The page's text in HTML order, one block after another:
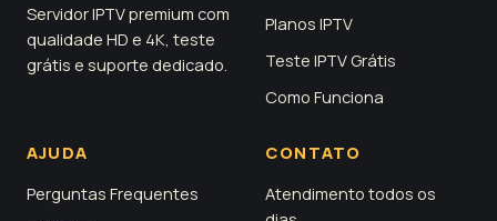
Servidor IPTV premium com
qualidade HD e 4K, teste
grátis e suporte dedicado.
Planos IPTV
Teste IPTV Grátis
Como Funciona
AJUDA
Perguntas Frequentes
CONTATO
Atendimento todos os